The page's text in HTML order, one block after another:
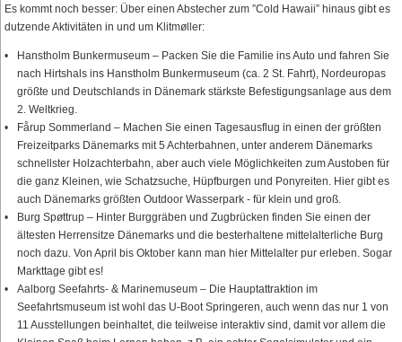
Es kommt noch besser: Über einen Abstecher zum ”Cold Hawaii” hinaus gibt es
dutzende Aktivitäten in und um Klitmøller:
Hanstholm Bunkermuseum – Packen Sie die Familie ins Auto und fahren Sie
nach Hirtshals ins Hanstholm Bunkermuseum (ca. 2 St. Fahrt), Nordeuropas
größte und Deutschlands in Dänemark stärkste Befestigungsanlage aus dem
2. Weltkrieg.
Fårup Sommerland – Machen Sie einen Tagesausflug in einen der größten
Freizeitparks Dänemarks mit 5 Achterbahnen, unter anderem Dänemarks
schnellster Holzachterbahn, aber auch viele Möglichkeiten zum Austoben für
die ganz Kleinen, wie Schatzsuche, Hüpfburgen und Ponyreiten. Hier gibt es
auch Dänemarks größten Outdoor Wasserpark - für klein und groß.
Burg Spøttrup – Hinter Burggräben und Zugbrücken finden Sie einen der
ältesten Herrensitze Dänemarks und die besterhaltene mittelalterliche Burg
noch dazu. Von April bis Oktober kann man hier Mittelalter pur erleben. Sogar
Markttage gibt es!
Aalborg Seefahrts- & Marinemuseum – Die Hauptattraktion im
Seefahrtsmuseum ist wohl das U-Boot Springeren, auch wenn das nur 1 von
11 Ausstellungen beinhaltet, die teilweise interaktiv sind, damit vor allem die